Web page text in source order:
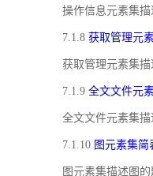
操作信息元素集
7.1.8 获取管理元
获取管理元素集
7.1.9 全文文件元
全文文件元素集
7.1.10 图元素集简
图元素集描述图